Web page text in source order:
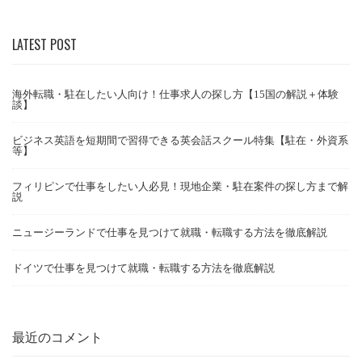
LATEST POST
海外転職・駐在したい人向け！仕事求人の探し方【15国の解説＋体験
談】
ビジネス英語を短期間で習得できる英会話スクール特集【駐在・外資系
等】
フィリピンで仕事をしたい人必見！現地企業・駐在案件の探し方まで解
説
ニュージーランドで仕事を見つけて就職・転職する方法を徹底解説
ドイツで仕事を見つけて就職・転職する方法を徹底解説
最近のコメント